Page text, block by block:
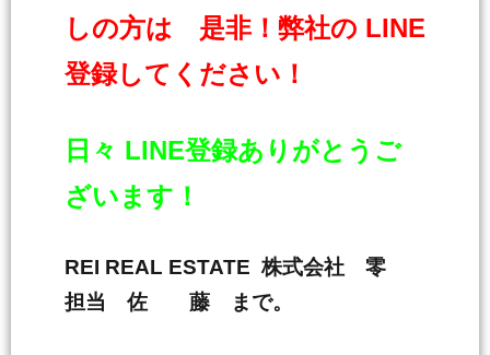
しの方は 是非！弊社の LINE
登録してください！
日々 LINE登録ありがとうご
ざいます！
REI REAL ESTATE 株式会社 零
担当 佐 藤 まで。